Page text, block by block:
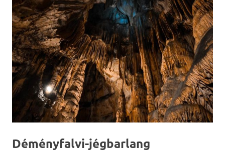
Déményfalvi-jégbarlang